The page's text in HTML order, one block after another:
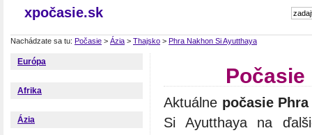
xpočasie.sk
Nachádzate sa tu: Počasie > Ázia > Thajsko > Phra Nakhon Si Ayutthaya
Európa
Afrika
Ázia
Počasie
Aktuálne počasie
Si Ayutthaya na